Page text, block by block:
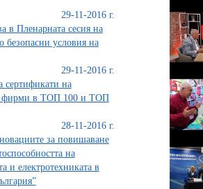
29-11-2016 г.
в Пленарната сесия на
безопасни условия на
29-11-2016 г.
на
фирми в ТОП 100 и ТОП
28-11-2016 г.
за повишаване
на
и електротехниката в